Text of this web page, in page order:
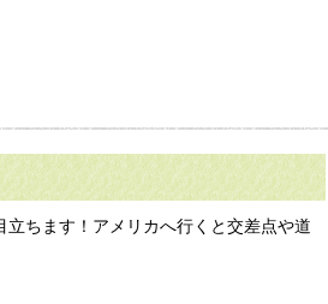
ちます！アメリカへ行くと交差点や道